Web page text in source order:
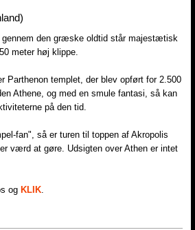
gennem den græske oldtid står majestætisk
meter høj klippe.
Parthenon templet, der blev opført for 2.500
Athene, og med en smule fantasi, så kan
på den tid.
fan", så er turen til toppen af Akropolis
værd at gøre. Udsigten over Athen er intet
og KLIK